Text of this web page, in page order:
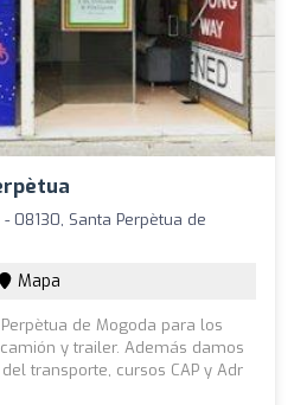
08130, Santa Perpètua de
Mapa
de Mogoda para los
y trailer. Además damos
transporte, cursos CAP y Adr